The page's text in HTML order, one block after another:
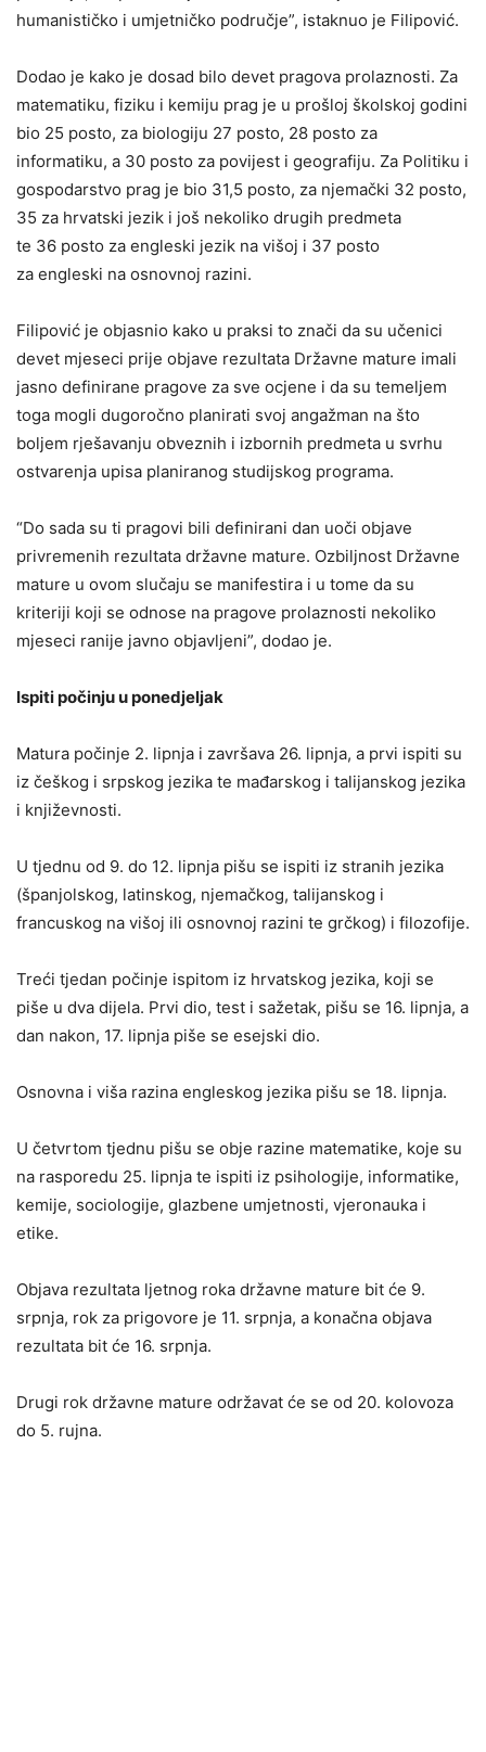
humanističko i umjetničko područje”, istaknuo je Filipović.
Dodao je kako je dosad bilo devet pragova prolaznosti. Za
matematiku, fiziku i kemiju prag je u prošloj školskoj godini
bio 25 posto, za biologiju 27 posto, 28 posto za
informatiku, a 30 posto za povijest i geografiju. Za Politiku i
gospodarstvo prag je bio 31,5 posto, za njemački 32 posto,
35 za hrvatski jezik i još nekoliko drugih predmeta
te 36 posto za engleski jezik na višoj i 37 posto
za engleski na osnovnoj razini.
Filipović je objasnio kako u praksi to znači da su učenici
devet mjeseci prije objave rezultata Državne mature imali
jasno definirane pragove za sve ocjene i da su temeljem
toga mogli dugoročno planirati svoj angažman na što
boljem rješavanju obveznih i izbornih predmeta u svrhu
ostvarenja upisa planiranog studijskog programa.
“Do sada su ti pragovi bili definirani dan uoči objave
privremenih rezultata državne mature. Ozbiljnost Državne
mature u ovom slučaju se manifestira i u tome da su
kriteriji koji se odnose na pragove prolaznosti nekoliko
mjeseci ranije javno objavljeni”, dodao je.
Ispiti počinju u ponedjeljak
Matura počinje 2. lipnja i završava 26. lipnja, a prvi ispiti su
iz češkog i srpskog jezika te mađarskog i talijanskog jezika
i književnosti.
U tjednu od 9. do 12. lipnja pišu se ispiti iz stranih jezika
(španjolskog, latinskog, njemačkog, talijanskog i
francuskog na višoj ili osnovnoj razini te grčkog) i filozofije.
Treći tjedan počinje ispitom iz hrvatskog jezika, koji se
piše u dva dijela. Prvi dio, test i sažetak, pišu se 16. lipnja, a
dan nakon, 17. lipnja piše se esejski dio.
Osnovna i viša razina engleskog jezika pišu se 18. lipnja.
U četvrtom tjednu pišu se obje razine matematike, koje su
na rasporedu 25. lipnja te ispiti iz psihologije, informatike,
kemije, sociologije, glazbene umjetnosti, vjeronauka i
etike.
Objava rezultata ljetnog roka državne mature bit će 9.
srpnja, rok za prigovore je 11. srpnja, a konačna objava
rezultata bit će 16. srpnja.
Drugi rok državne mature održavat će se od 20. kolovoza
do 5. rujna.